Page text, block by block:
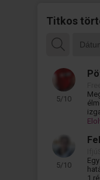
Titkos
5/10
5/10